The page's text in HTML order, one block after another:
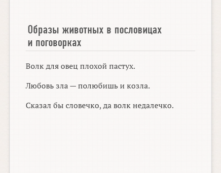
Образы животных в пословицах
и поговорках
Волк для овец плохой пастух.
Любовь зла — полюбишь и козла.
Сказал бы словечко, да волк недалечко.